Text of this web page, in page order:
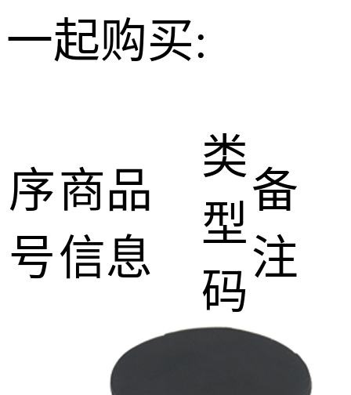
一起购买:
序
号
商品
信息
类
型
码
备
注